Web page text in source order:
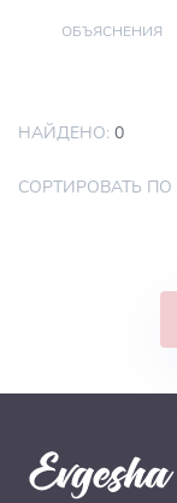
ОБЪЯСНЕНИЯ
НАЙДЕНО: 0
СОРТИРОВАТЬ ПО